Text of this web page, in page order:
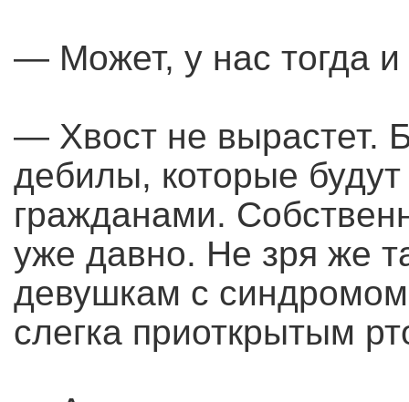
— Может, у нас тогда и
— Хвост не вырастет.
дебилы, которые
гражданами.
уже давно. Не зря же
девушкам с
слегка приоткрытым